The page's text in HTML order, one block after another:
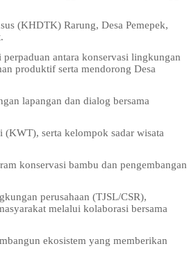
(KHDTK) Rarung, Desa Pemepek,
antara konservasi lingkungan
produktif serta mendorong Desa
lapangan dan dialog bersama
(KWT), serta kelompok sadar wisata
konservasi bambu dan pengembangan
perusahaan (TJSL/CSR),
melalui kolaborasi bersama
ekosistem yang memberikan